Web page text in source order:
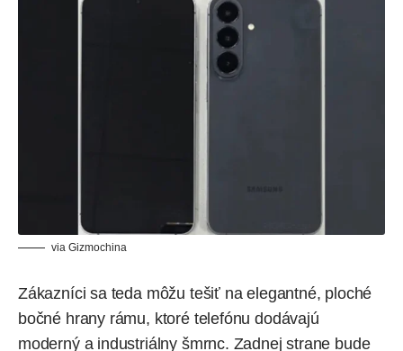
via Gizmochina
Zákazníci sa teda môžu tešiť na elegantné, ploché
bočné hrany rámu, ktoré telefónu dodávajú
moderný a industriálny šmrnc. Zadnej strane bude